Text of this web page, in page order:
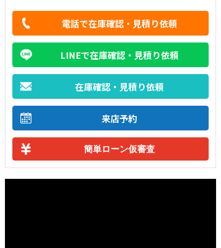
電話で在庫確認・見積り依頼
LINEで在庫確認・見積り依頼
在庫確認・見積り依頼
来店予約
簡単ローン仮審査